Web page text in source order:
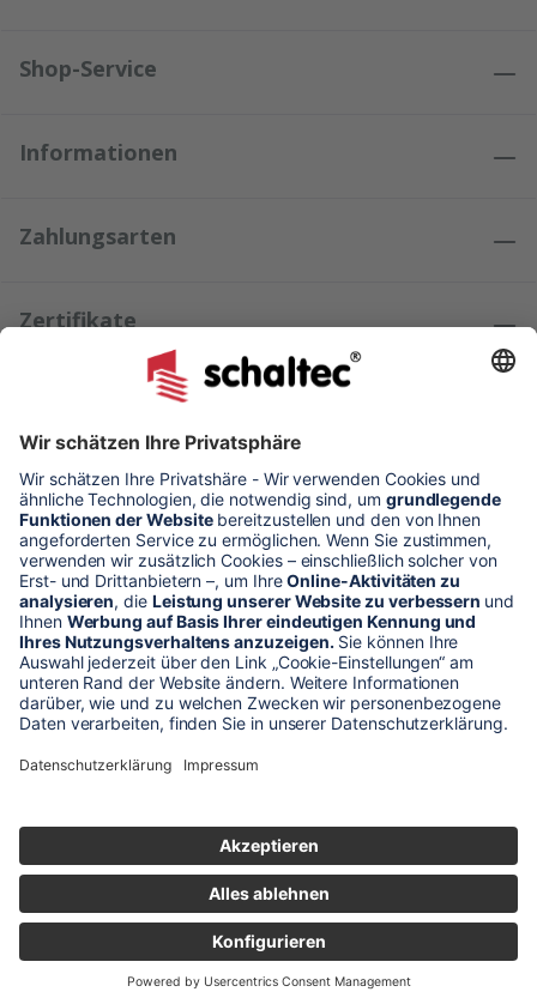
Shop-Service
Informationen
Zahlungsarten
Zertifikate
Kundenmeinungen
* Alle Preise verstehen sich zzgl. Mehrwertsteuer und Versandkosten
Unser Shop-Angebot richtet sich nur an gewerbliche
** LP = Listenneupreis (netto) des Herstellers
Mitarbeitern bearbeitet. Sie erhalten in jedem Fall ein Angebot bzw.
eine Auftragsbestätigung.
Produktabbildungen von Gebrauchtartikeln entsprechen nicht immer
der vorrätigen Ware - sie können ähnliche Produkte zeigen.
© 2026 schaltec GmbH |Impressum